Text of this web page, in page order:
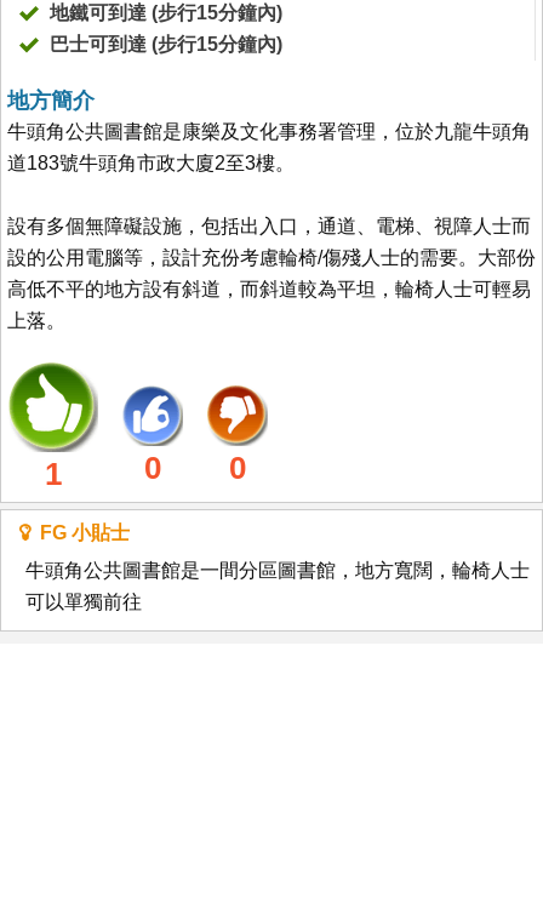
地鐵可到達 (步行15分鐘內)
巴士可到達 (步行15分鐘內)
地方簡介
牛頭角公共圖書館是康樂及文化事務署管理，位於九龍牛頭角
道183號牛頭角市政大廈2至3樓。
設有多個無障礙設施，包括出入口，通道、電梯、視障人士而
設的公用電腦等，設計充份考慮輪椅/傷殘人士的需要。大部份
高低不平的地方設有斜道，而斜道較為平坦，輪椅人士可輕易
上落。
1 0 0
FG 小貼士
牛頭角公共圖書館是一間分區圖書館，地方寬闊，輪椅人士
可以單獨前往